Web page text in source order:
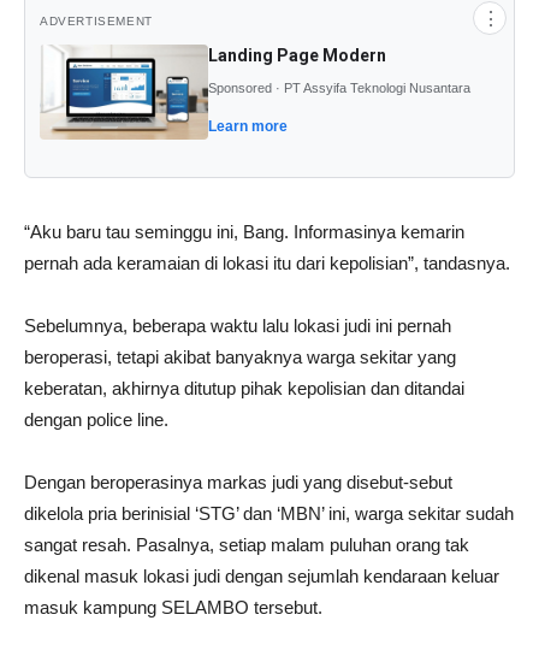
ADVERTISEMENT ⋮
Landing Page Modern
Sponsored · PT Assyifa Teknologi Nusantara
Learn more
“Aku baru tau seminggu ini, Bang. Informasinya kemarin
pernah ada keramaian di lokasi itu dari kepolisian”, tandasnya.
Sebelumnya, beberapa waktu lalu lokasi judi ini pernah
beroperasi, tetapi akibat banyaknya warga sekitar yang
keberatan, akhirnya ditutup pihak kepolisian dan ditandai
dengan police line.
Dengan beroperasinya markas judi yang disebut-sebut
dikelola pria berinisial ‘STG’ dan ‘MBN’ ini, warga sekitar sudah
sangat resah. Pasalnya, setiap malam puluhan orang tak
dikenal masuk lokasi judi dengan sejumlah kendaraan keluar
masuk kampung SELAMBO tersebut.